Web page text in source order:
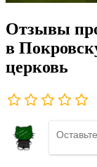
Отзывы
в
церковь